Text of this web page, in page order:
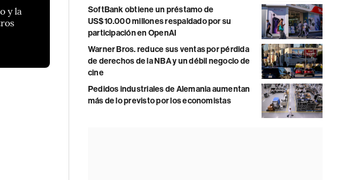
y la
SoftBank obtiene un préstamo de
US$10.000 millones respaldado por su
participación en OpenAI
Warner Bros. reduce sus ventas por pérdida
de derechos de la NBA y un débil negocio de
cine
Pedidos industriales de Alemania aumentan
más de lo previsto por los economistas